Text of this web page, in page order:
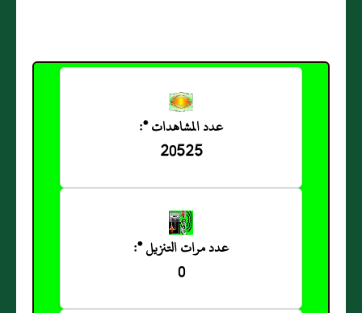
عدد المشاهدات *:
20525
عدد مرات التنزيل *:
0